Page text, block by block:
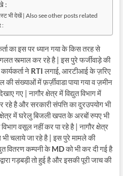
:
भी देखें | Also see other posts related
:
का इस पर ध्यान गया के किस तरह से
गलत स्त्माल कर रहे है | इस पुरे फर्जीवाड़े की
ने RTIलगाई, आरटीआई के ज़रिए
संख्याओं में फ़र्ज़ीवाडा पाया गया व ज़मीन
गए | नागौर क्षेत्र में विद्युत विभाग में
है और सरकारी संपत्ति का दुरउपयोग भी
में घरेलु बिजली खपत के अरबों रुपए भी
वसूल नहीं कर पा रहे है | नागौर क्षेत्र
चलाये जा रहे है | इस पुरे मामले की
वितरण कम्पनी केMDको भी कर दी गई है
गड़बड़ी तो हुई है और इसकी पूरी जाच की